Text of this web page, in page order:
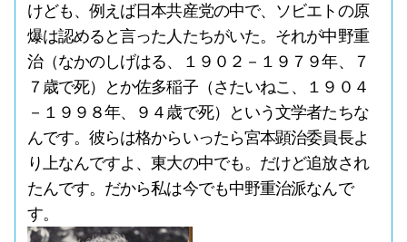
けども、例えば日本共産党の中で、ソビエトの原
爆は認めると言った人たちがいた。それが中野重
治（なかのしげはる、１９０２－１９７９年、７
７歳で死）とか佐多稲子（さたいねこ、１９０４
－１９９８年、９４歳で死）という文学者たちな
んです。彼らは格からいったら宮本顕治委員長よ
り上なんですよ、東大の中でも。だけど追放され
たんです。だから私は今でも中野重治派なんで
す。